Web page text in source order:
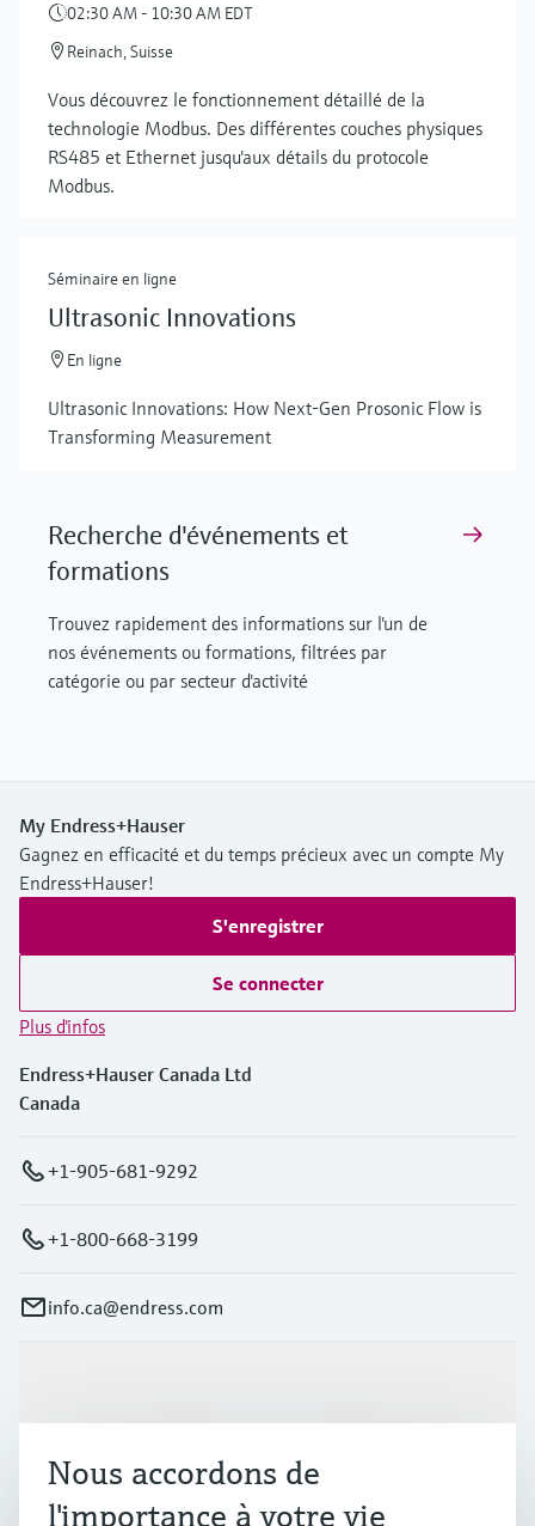
02:30 AM - 10:30 AM EDT
Reinach, Suisse
Vous découvrez le fonctionnement détaillé de la
technologie Modbus. Des différentes couches physiques
RS485 et Ethernet jusqu'aux détails du protocole
Modbus.
Séminaire en ligne
Ultrasonic Innovations
En ligne
Ultrasonic Innovations: How Next-Gen Prosonic Flow is
Transforming Measurement
Recherche d'événements et
formations
Trouvez rapidement des informations sur l'un de
nos événements ou formations, filtrées par
catégorie ou par secteur d'activité
My Endress+Hauser
Gagnez en efficacité et du temps précieux avec un compte My
Endress+Hauser!
S'enregistrer
Se connecter
Plus d'infos
Endress+Hauser Canada Ltd
Canada
+1-905-681-9292
+1-800-668-3199
info.ca@endress.com
Industries
Nous accordons de
l'importance à votre vie